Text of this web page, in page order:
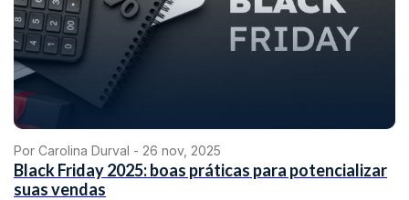
Por Carolina Durval - 26 nov, 2025
Black Friday 2025: boas práticas para potencializar
suas vendas